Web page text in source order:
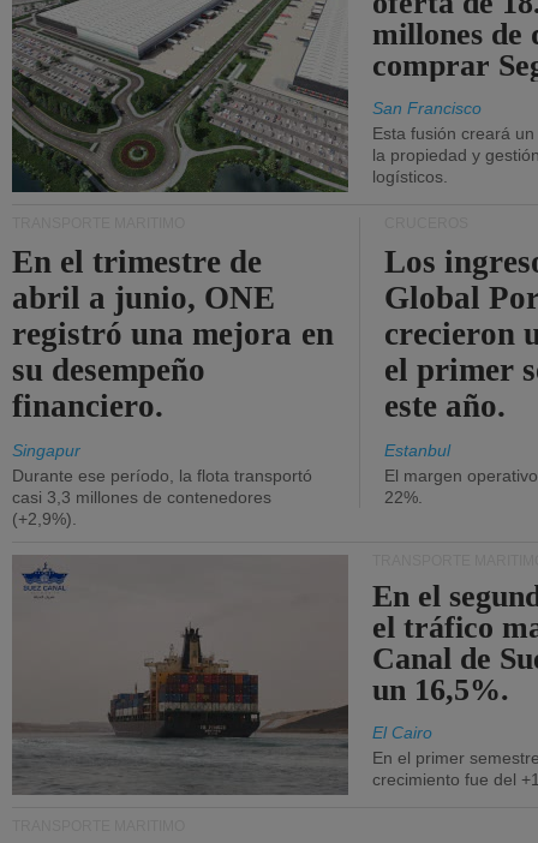
millones de
comprar
San Francisco
Esta fusión creará
la propiedad y
logísticos.
En el trimestre de
abril a junio, ONE
registró una mejora en
su desempeño
financiero.
Singapur
Durante ese período, la flota transportó
casi 3,3 millones de contenedores
(+2,9%).
Los
Global
crecieron
el primer
este año.
Estanbul
El margen
22%.
En el
el tráfico
Canal de
un 16,5%.
El Cairo
En el primer
crecimiento fue del